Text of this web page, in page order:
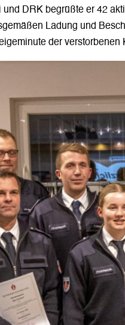
DRK begrüßte er 42
Ladung und
der verstorbenen